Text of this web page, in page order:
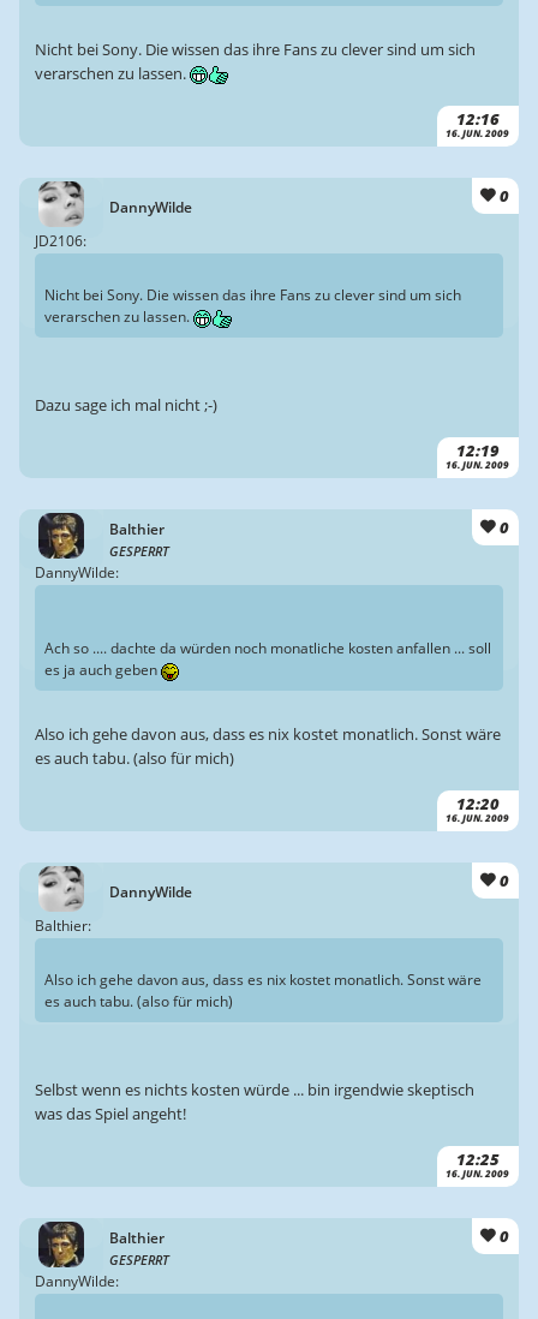
12:16
16. JUN. 2009
Nicht bei Sony. Die wissen das ihre Fans zu clever sind um sich
verarschen zu lassen.
DannyWilde
0
12:19
16. JUN. 2009
JD2106:
Nicht bei Sony. Die wissen das ihre Fans zu clever sind um sich
verarschen zu lassen.
Dazu sage ich mal nicht ;-)
Balthier
GESPERRT
0
12:20
16. JUN. 2009
DannyWilde:
Ach so .... dachte da würden noch monatliche kosten anfallen ... soll
es ja auch geben
Also ich gehe davon aus, dass es nix kostet monatlich. Sonst wäre
es auch tabu. (also für mich)
DannyWilde
0
12:25
16. JUN. 2009
Balthier:
Also ich gehe davon aus, dass es nix kostet monatlich. Sonst wäre
es auch tabu. (also für mich)
Selbst wenn es nichts kosten würde ... bin irgendwie skeptisch
was das Spiel angeht!
Balthier
GESPERRT
0
DannyWilde: